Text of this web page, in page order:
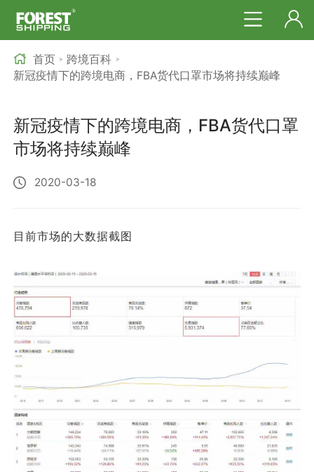
首页 > 跨境百科 >
新冠疫情下的跨境电商，FBA货代口罩市场将持续巅峰
新冠疫情下的跨境电商，FBA货代口罩
市场将持续巅峰
2020-03-18
目前市场的大数据截图